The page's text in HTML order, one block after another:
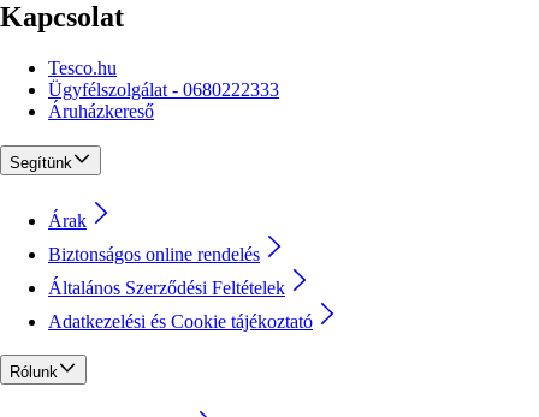
Kapcsolat
Tesco.hu
Ügyfélszolgálat - 0680222333
Áruházkereső
Segítünk
Árak
Biztonságos online rendelés
Általános Szerződési Feltételek
Adatkezelési és Cookie tájékoztató
Rólunk